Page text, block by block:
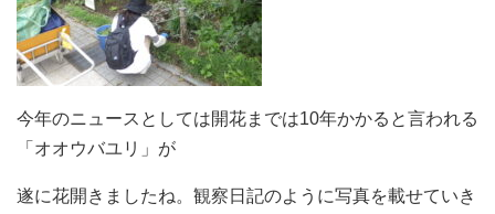
今年のニュースとしては開花までは10年かかると言われる
「オオウバユリ」が
遂に花開きましたね。観察日記のように写真を載せていき